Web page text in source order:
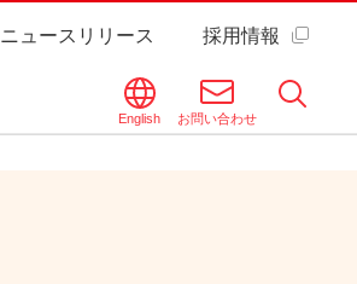
ニュースリリース 採用情報
English お問い合わせ